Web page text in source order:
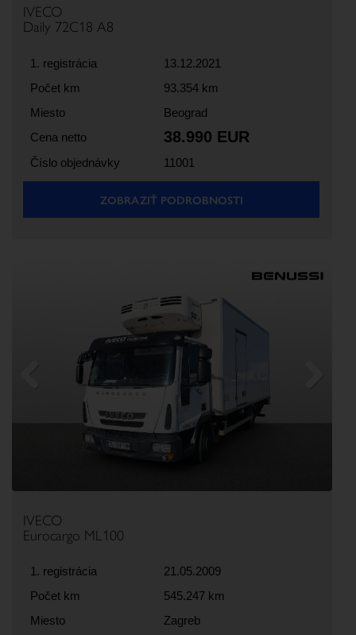
IVECO
Daily 72C18 A8
1. registrácia
13.12.2021
Počet km
93.354 km
Miesto
Beograd
Cena netto
38.990 EUR
Číslo objednávky 11001
ZOBRAZIŤ PODROBNOSTI
IVECO
Eurocargo ML100
1. registrácia
21.05.2009
Počet km
545.247 km
Miesto
Zagreb